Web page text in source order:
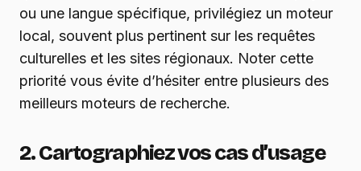
ou une langue spécifique, privilégiez un moteur
local, souvent plus pertinent sur les requêtes
culturelles et les sites régionaux. Noter cette
priorité vous évite d’hésiter entre plusieurs des
meilleurs moteurs de recherche.
2. Cartographiez vos cas d’usage